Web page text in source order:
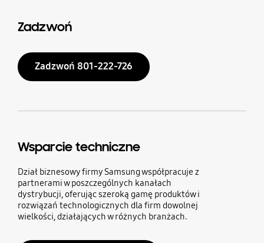
Zadzwoń
Zadzwoń 801-222-726
Wsparcie techniczne
Dział biznesowy firmy Samsung współpracuje z
partnerami w poszczególnych kanałach
dystrybucji, oferując szeroką gamę produktów i
rozwiązań technologicznych dla firm dowolnej
wielkości, działających w różnych branżach.